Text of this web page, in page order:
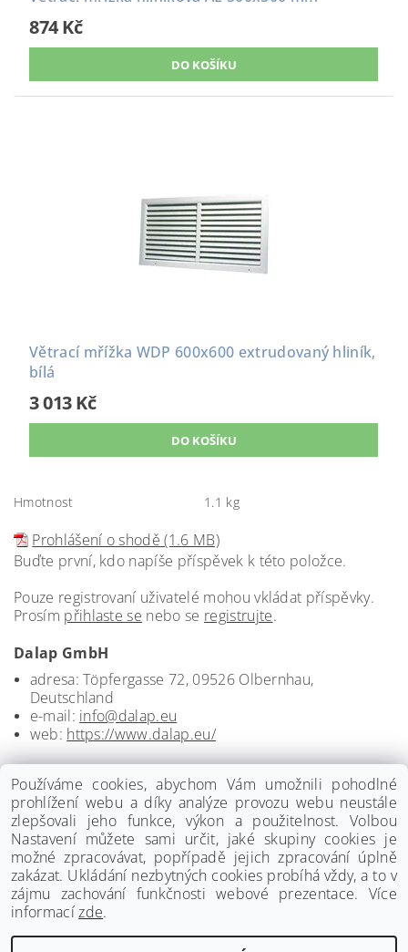
874 Kč
Větrací mřížka WDP 600x600 extrudovaný hliník,
bílá
3 013 Kč
Hmotnost 1.1 kg
Prohlášení o shodě (1.6 MB)
Buďte první, kdo napíše příspěvek k této položce.
Pouze registrovaní uživatelé mohou vkládat příspěvky.
Prosím přihlaste se nebo se registrujte.
Dalap GmbH
adresa: Töpfergasse 72, 09526 Olbernhau,
Deutschland
e-mail: info@dalap.eu
web: https://www.dalap.eu/
www.palmat.cz
Používáme cookies, abychom Vám umožnili pohodlné
prohlížení webu a díky analýze provozu webu neustále
zlepšovali jeho funkce, výkon a použitelnost. Volbou
Nastavení můžete sami určit, jaké skupiny cookies je
možné zpracovávat, popřípadě jejich zpracování úplně
zakázat. Ukládání nezbytných cookies probíhá vždy, a to v
zájmu zachování funkčnosti webové prezentace. Více
informacízde.